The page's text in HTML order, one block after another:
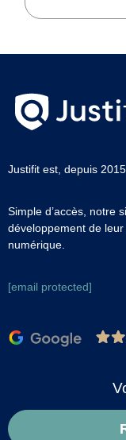
Justifit est, depuis
Simple d’accès, notre
développement de
numérique.
[email protected]